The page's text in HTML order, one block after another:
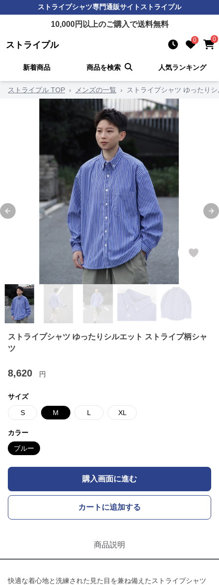
ストライプシャツ専門通販サイト ストライプル
10,000円以上のご購入で送料無料
ストライプル 0 0
新着商品 商品を検索 人気ランキング
ストライプル TOP › メンズの一覧 › ストライプシャツ ゆったり
Previous slide
ストライプシャツ ゆったりシルエット ストライプ柄シャ
ツ
8,620 円
サイズ
S M L XL
カラー
ブルー
購入画面に進む
カートに追加する
商品説明
快適な着心地と洗練された見た目を兼ね備えたストライプシャツ